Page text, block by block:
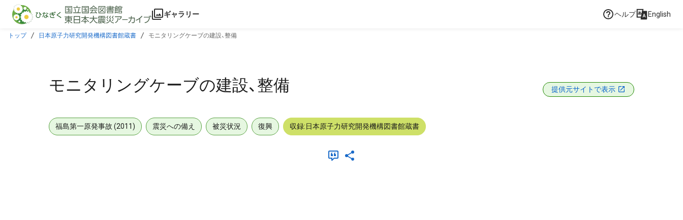
本文に飛ぶ
ギャラリー ヘルプ English
トップ 日本原子力研究開発機構図書館蔵書 モニタリングケーブの建設、整備
モニタリングケーブの建設、整備 提供元サイトで表示
福島第一原発事故 (2011) 震災への備え 被災状況 復興 収録:日本原子力研究開発機構図書館蔵書